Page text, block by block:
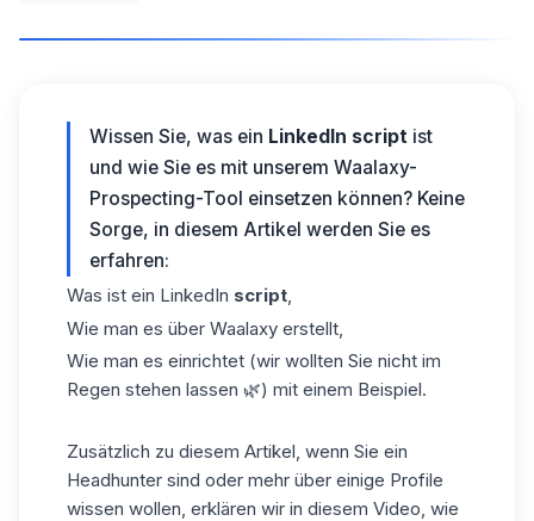
Wissen Sie, was ein LinkedIn script ist
und wie Sie es mit unserem Waalaxy-
Prospecting-Tool einsetzen können? Keine
Sorge, in diesem Artikel werden Sie es
erfahren:
Was ist ein LinkedIn script
Wie man es über Waalaxy erstellt,
Wie man es einrichtet (wir wollten Sie nicht im
Regen stehen lassen 🌿) mit einem Beispiel.
Zusätzlich zu diesem Artikel, wenn Sie ein
Headhunter sind oder mehr über einige Profile
wissen wollen, erklären wir in diesem Video, wie